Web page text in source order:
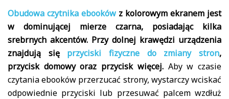
Obudowa czytnika ebooków z kolorowym ekranem jest
w dominującej mierze czarna, posiadając kilka
srebrnych akcentów. Przy dolnej krawędzi urządzenia
znajdują się przyciski fizyczne do zmiany stron,
przycisk domowy oraz przycisk więcej.Aby w czasie
czytania ebooków przerzucać strony, wystarczy wciskać
odpowiednie przyciski lub przesuwać palcem wzdłuż